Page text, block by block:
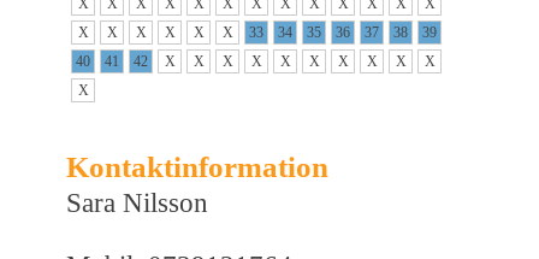
X
X X X X X 33 34 35 36 37 38
39
40
41 42 X X X X X X X X X
X
X
Kontaktinformation
Sara Nilsson